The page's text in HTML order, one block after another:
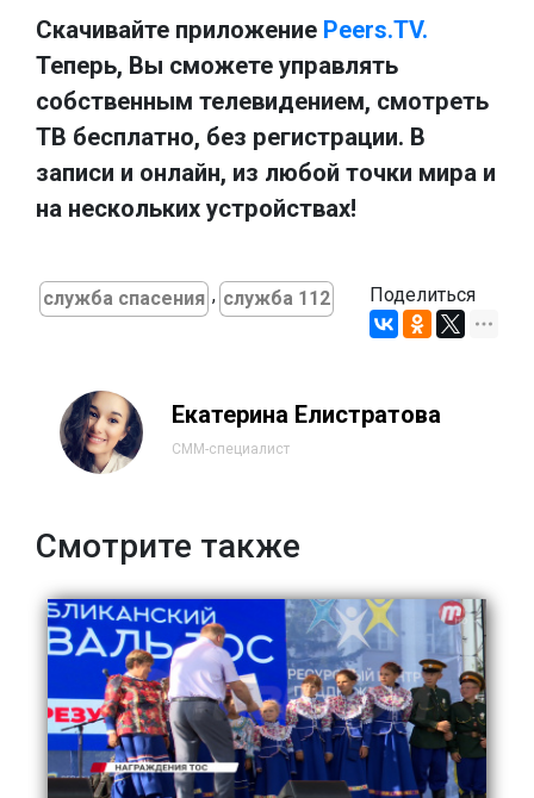
Скачивайте приложение Peers.TV.
Теперь, Вы сможете управлять
собственным телевидением, смотреть
ТВ бесплатно, без регистрации. В
записи и онлайн, из любой точки мира и
на нескольких устройствах!
служба спасения , служба 112 Поделиться
Екатерина Елистратова
СММ-специалист
Смотрите также